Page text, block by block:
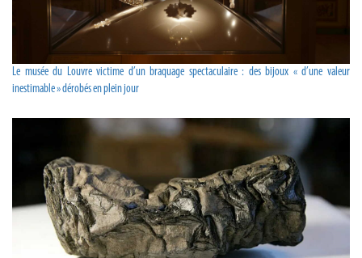
Le musée du Louvre victime d’un braquage spectaculaire : des bijoux « d’une valeur
inestimable » dérobés en plein jour